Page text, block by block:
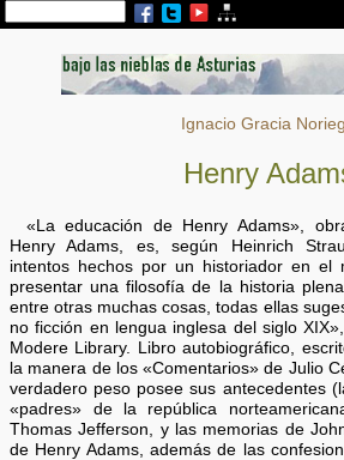
Ignacio Gracia
Henry
«La educación de Henry Adams»,
Henry Adams, es, según Heinrich
intentos hechos por un historiador en el
presentar una filosofía de la historia
entre otras muchas cosas, todas ellas
no ficción en lengua inglesa del siglo
Modere Library. Libro autobiográfico,
la manera de los «Comentarios» de Julio
verdadero peso posee sus antecedentes
«padres» de la república
Thomas Jefferson, y las memorias de
de Henry Adams, además de las